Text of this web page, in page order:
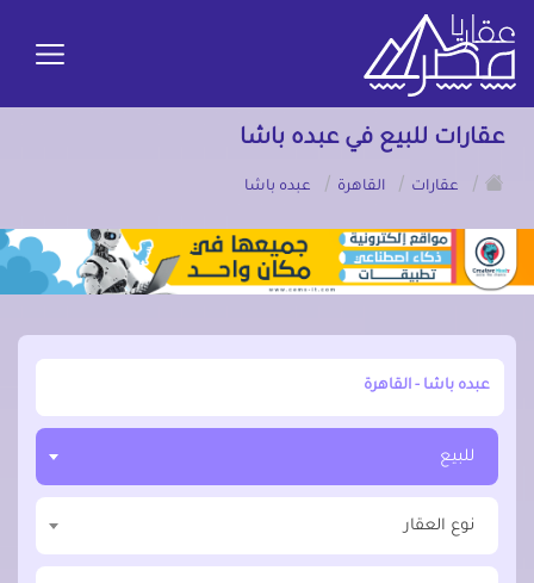
عقارات للبيع في عبده باشا
/
عقارات / القاهرة / عبده باشا
أبحث عن مدينة, محافظة, حي
للبيع
نوع العقار